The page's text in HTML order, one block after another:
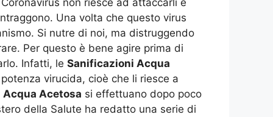
Una volta che questo virus
Si nutre di noi, ma distruggendo
Per questo è bene agire prima di
Infatti, le Sanificazioni Acqua
virucida, cioè che li riesce a
Acetosa si effettuano dopo poco
della Salute ha redatto una serie di